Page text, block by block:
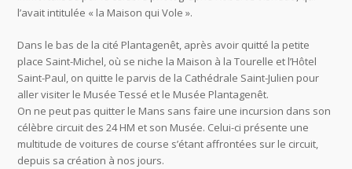
l’avait intitulée « la Maison qui Vole ».
Dans le bas de la cité Plantagenêt, après avoir quitté la petite
place Saint-Michel, où se niche la Maison à la Tourelle et l’Hôtel
Saint-Paul, on quitte le parvis de la Cathédrale Saint-Julien pour
aller visiter le Musée Tessé et le Musée Plantagenêt.
On ne peut pas quitter le Mans sans faire une incursion dans son
célèbre circuit des 24 HM et son Musée. Celui-ci présente une
multitude de voitures de course s’étant affrontées sur le circuit,
depuis sa création à nos jours.